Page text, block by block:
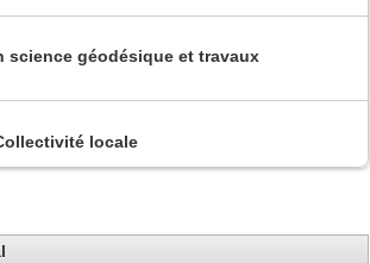
science géodésique et travaux
locale